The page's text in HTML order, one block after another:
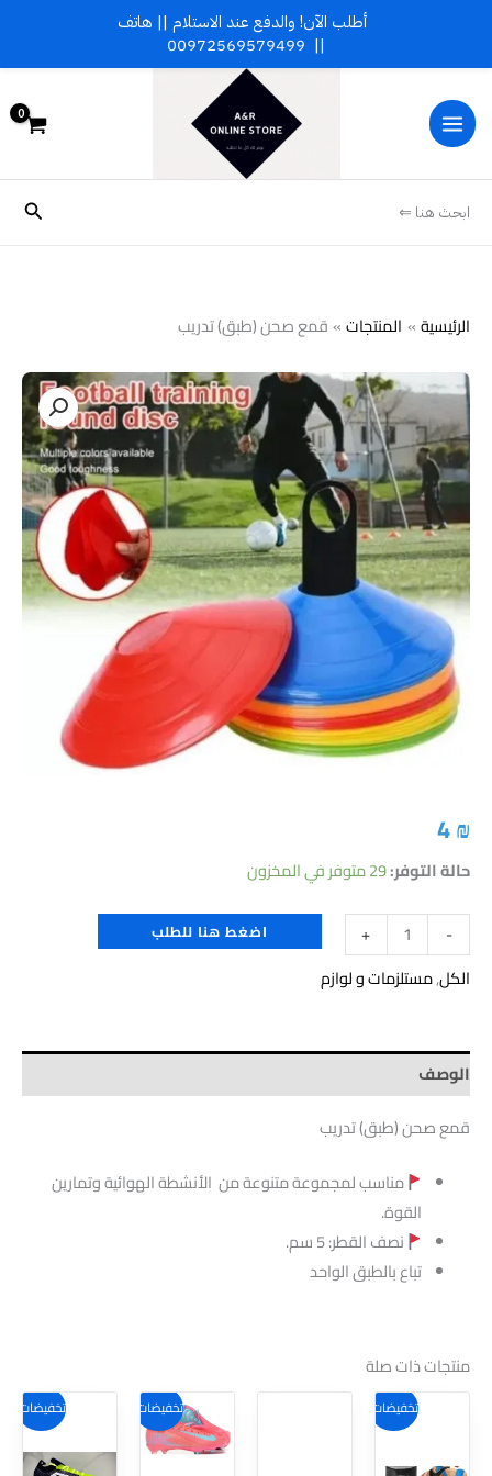
المحتوى
ابحث هنا ⇐
الرئيسية المنتجات قمع صحن (طبق) تدريب
4₪
حالة التوفر:29 متوفر في المخزون
-
كمية
قمع
صحن
(طبق)
تدريب
+ اضغط هنا للطلب
الكل,مستلزمات و لوازم
الوصف
قمع صحن (طبق) تدريب
مناسب لمجموعة متنوعة من الأنشطة الهوائية وتمارين
القوة.
نصف القطر: 5 سم.
تباع بالطبق الواحد
منتجات ذات صلة
تخفيضات! تخفيضات!
هناك
العديد
تخفيضات!
هناك
العديد
من
أطلب الآن! والدفع عند الاستلام || هاتف
||
00972569579499